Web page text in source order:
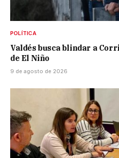
POLÍTICA
Valdés busca blindar a
de El Niño
9 de agosto de 2026